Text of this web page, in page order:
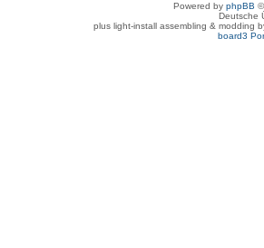
Powered by phpBB
Deutsche
plus light-install assembling & modding
board3